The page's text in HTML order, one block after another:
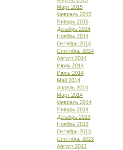
Март 2015
Февраль 2015
Январь 2015
Декабрь 2014
Ноябрь 2014
Октябрь 2014
Сентябрь 2014
Август 2014
Июль 2014
Июнь 2014
Май 2014
Апрель 2014
Март 2014
Февраль 2014
Январь 2014
Декабрь 2013
Ноябрь 2013
Октябрь 2013
Сентябрь 2013
Август 2013